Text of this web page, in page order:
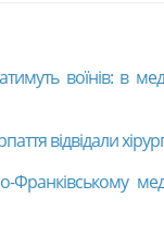
воїнів: в
відвідали